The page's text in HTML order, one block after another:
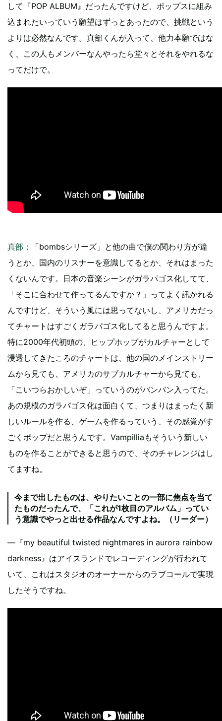
して『POP ALBUM』だったんですけど、ポップスに組み
込まれたいっていう願望はずっとあったので、挑戦という
よりは必然なんです。真部くんが入って、他力本願ではな
く、この人もメンバーなんやったら堂々とそれをやれるな
ってだけで。
真部 ：「bombsシリーズ」と他の曲で僕の関わり方が違
うとか、国内のリスナーを意識してるとか、それはまった
くないんです。日本の音楽シーンがガラパゴス化してて、
「そこに合わせて作ってるんですか？」ってよく訊かれる
んですけど、そういう風には思ってないし、アメリカだっ
てチャートはすごくガラパゴス化してると思うんですよ。
特に2000年代初頭の、ヒップホップがカルチャーとして
浸透してきたころのチャートは、他の国のメインストリー
ムから見ても、アメリカのサブカルチャーから見ても、
「こいつらおかしいぞ」っていうのがバンバン入ってた。
あの規模のガラパゴス化は面白くて、つまりはまったく新
しいルールを作る、ゲームを作るっていう、その感覚がす
ごくポップだと思うんです。Vampilliaもそういう新しい
ものを作ることができると思うので、そのチャレンジはし
てますね。
今まで出したものは、やりたいことの一部に焦点を当て
たものだったんで、「これが1枚目のアルバム」ってい
う意識でやっと出せる作品なんですよね。（リーダー）
―『my beautiful twisted nightmares in aurora rainbow
darkness』はアイスランドでレコーディングが行われて
いて、これはスタジオのオーナーからのラブコールで実現
したそうですね。